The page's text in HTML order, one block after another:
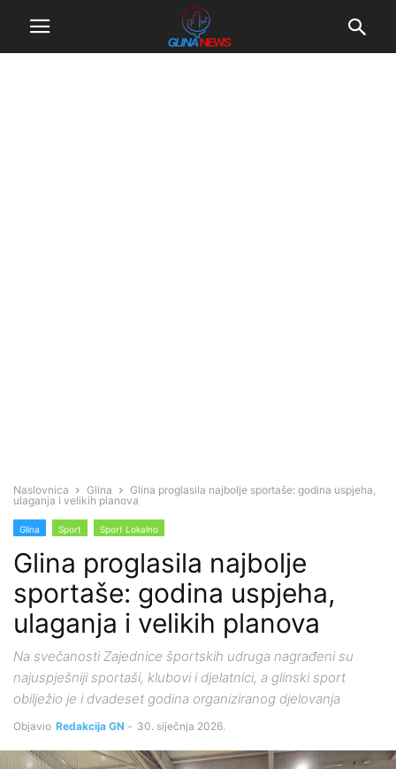
Naslovnica Glina
Glina proglasila najbolje sportaše: godina uspjeha,
ulaganja i velikih planova
Glina Sport Sport Lokalno
Glina proglasila najbolje
sportaše: godina uspjeha,
ulaganja i velikih planova
Na svečanosti Zajednice športskih udruga nagrađeni su
najuspješniji sportaši, klubovi i djelatnici, a glinski sport
obilježio je i dvadeset godina organiziranog djelovanja
Objavio Redakcija GN - 30. siječnja 2026.